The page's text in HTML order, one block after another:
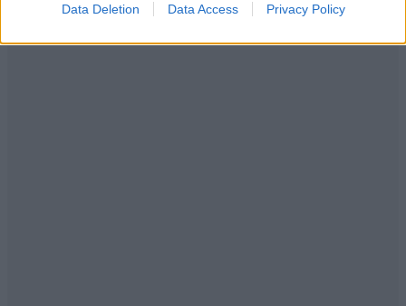
Data Deletion Data Access Privacy Policy